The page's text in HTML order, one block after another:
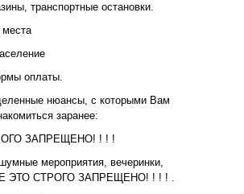
транспортные остановки.
оплаты.
нюансы, с которыми Вам
заранее:
ЗАПРЕЩЕНО! ! ! !
мероприятия, вечеринки,
ЭТО СТРОГО ЗАПРЕЩЕНО! ! ! ! .